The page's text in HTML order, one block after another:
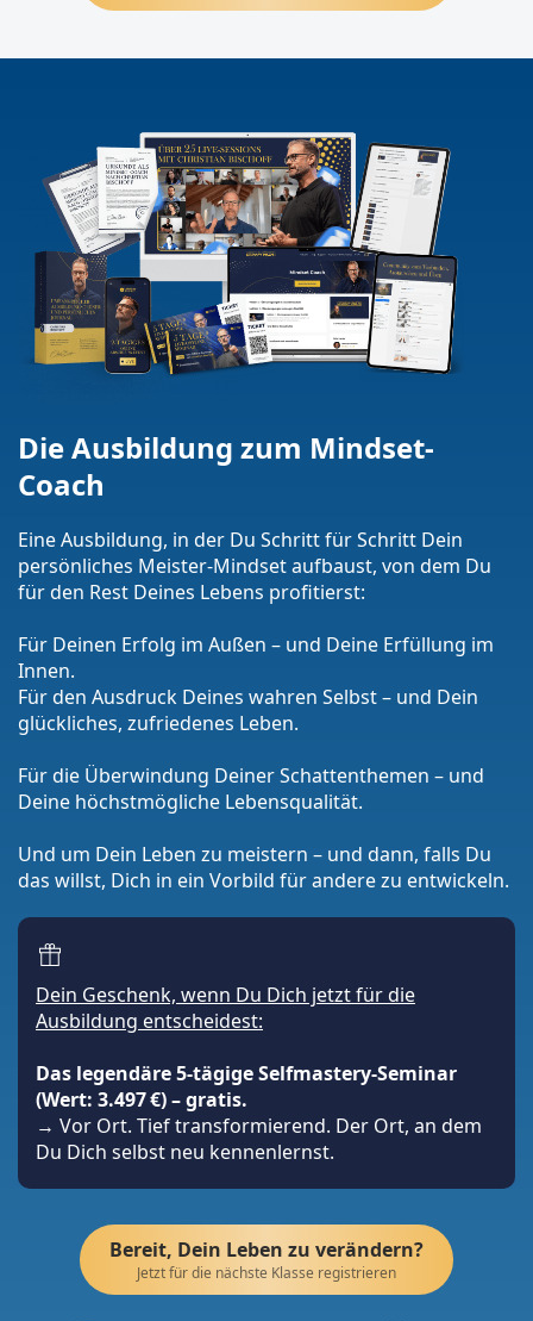
Die Ausbildung zum Mindset-
Coach
Eine Ausbildung, in der Du Schritt für Schritt Dein
persönliches Meister-Mindset aufbaust, von dem Du
für den Rest Deines Lebens profitierst:
Für Deinen Erfolg im Außen – und Deine Erfüllung im
Innen.
Für den Ausdruck Deines wahren Selbst – und Dein
glückliches, zufriedenes Leben.
Für die Überwindung Deiner Schattenthemen – und
Deine höchstmögliche Lebensqualität.
Und um Dein Leben zu meistern – und dann, falls Du
das willst, Dich in ein Vorbild für andere zu entwickeln.
Dein Geschenk, wenn Du Dich jetzt für die
Ausbildung entscheidest:
Das legendäre 5-tägige Selfmastery-Seminar
(Wert: 3.497 €) – gratis.
→ Vor Ort. Tief transformierend. Der Ort, an dem
Du Dich selbst neu kennenlernst.
Bereit, Dein Leben zu verändern?
Jetzt für die nächste Klasse registrieren